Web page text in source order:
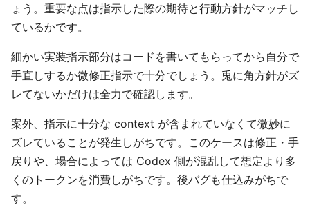
ょう。重要な点は指示した際の期待と行動方針がマッチし
ているかです。
細かい実装指示部分はコードを書いてもらってから自分で
手直しするか微修正指示で十分でしょう。兎に角方針がズ
レてないかだけは全力で確認します。
案外、指示に十分な context が含まれていなくて微妙に
ズレていることが発生しがちです。このケースは修正・手
戻りや、場合によっては Codex 側が混乱して想定より多
くのトークンを消費しがちです。後バグも仕込みがちで
す。